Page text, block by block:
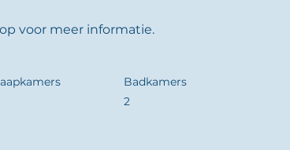
voor meer informatie.
Badkamers
2